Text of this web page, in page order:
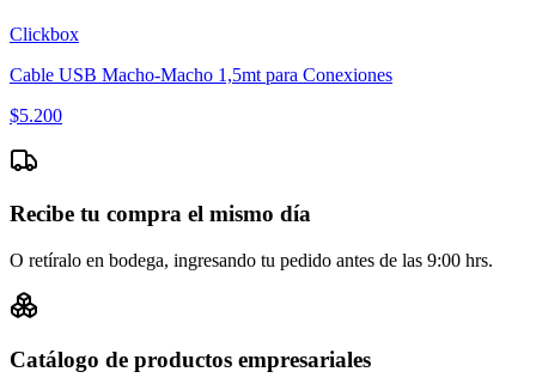
Clickbox
Cable USB Macho-Macho 1,5mt para Conexiones
$5.200
Recibe tu compra el mismo día
O retíralo en bodega, ingresando tu pedido antes de las 9:00 hrs.
Catálogo de productos empresariales